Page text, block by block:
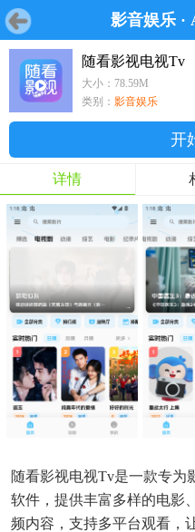
影音娱乐 ·
首页 游戏 软件
首页 游戏 软件 鸿蒙
游戏
鸿蒙
软件
专题
随看影视电视Tv
大小：78.59M
类别： 影音娱乐
开
详情
随看影视电视Tv是一款专为
软件，提供丰富多样的电影
频内容，支持多平台观看，